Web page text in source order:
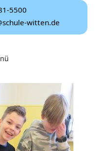
5500
witten.de